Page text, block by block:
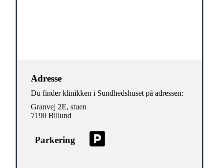
Adresse
Du finder klinikken i Sundhedshuset på adressen:
Granvej 2E, stuen
7190 Billund
Parkering